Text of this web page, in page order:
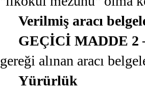
Verilmiş aracı
GEÇİCİ MADDE 2
gereği alınan aracı
Yürürlük